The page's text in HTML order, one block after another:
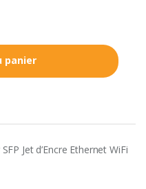
panier
Jet d’Encre Ethernet WiFi